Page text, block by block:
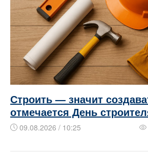
Строить — значит
отмечается День
09.08.2026 / 10:25